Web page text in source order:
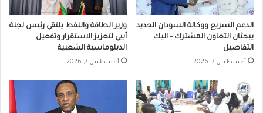
الدعم السريع ووكالة السودان الجديد
يبحثان التعاون المشترك – اليك
التفاصيل
أغسطس 7, 2026
وزير الطاقة والنفط يلتقي رئيس لجنة
أبيي لتعزيز الاستقرار وتفعيل
الدبلوماسية الشعبية
أغسطس 7, 2026